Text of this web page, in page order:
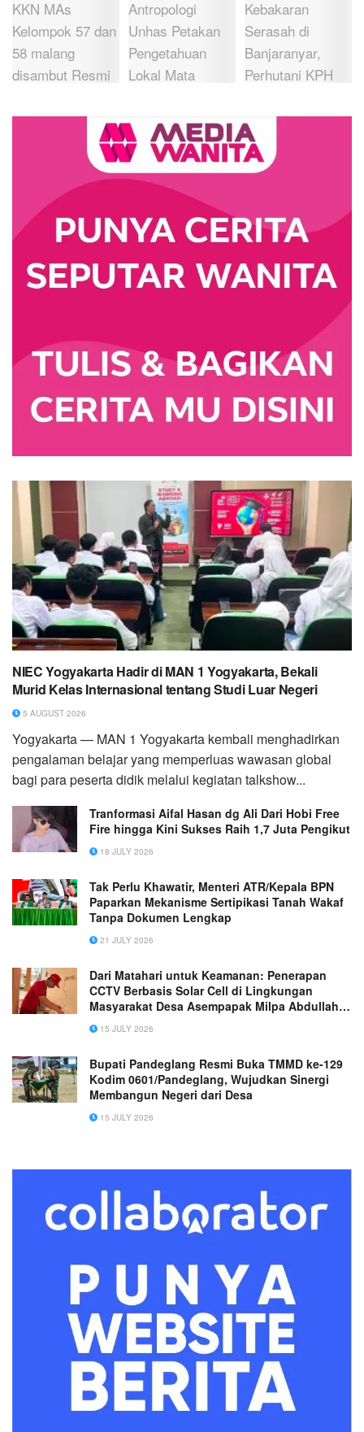
NIEC Yogyakarta Hadir di MAN 1 Yogyakarta, Bekali
Murid Kelas Internasional tentang Studi Luar Negeri
5 AUGUST 2026
Yogyakarta — MAN 1 Yogyakarta kembali menghadirkan
pengalaman belajar yang memperluas wawasan global
bagi para peserta didik melalui kegiatan talkshow...
Tranformasi Aifal Hasan dg Ali Dari Hobi Free
Fire hingga Kini Sukses Raih 1,7 Juta Pengikut
18 JULY 2026
Tak Perlu Khawatir, Menteri ATR/Kepala BPN
Paparkan Mekanisme Sertipikasi Tanah Wakaf
Tanpa Dokumen Lengkap
21 JULY 2026
Dari Matahari untuk Keamanan: Penerapan
CCTV Berbasis Solar Cell di Lingkungan
Masyarakat Desa Asempapak Milpa Abdullah
Endik Mahasiswa Semester 6, Program Kuliah
Kerja Nyata (KKN) R17 Asempapak
15 JULY 2026
Bupati Pandeglang Resmi Buka TMMD ke-129
Kodim 0601/Pandeglang, Wujudkan Sinergi
Membangun Negeri dari Desa
15 JULY 2026